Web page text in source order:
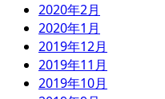
2020年2月
2020年1月
2019年12月
2019年11月
2019年10月